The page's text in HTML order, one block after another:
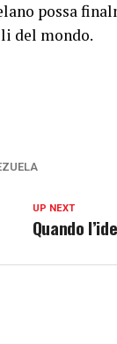
possa
del mondo.
UP NEXT
Quando